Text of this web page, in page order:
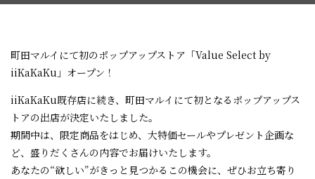
町田マルイにて初のポップアップストア「Value Select by
iiKaKaKu」オープン！
iiKaKaKu既存店に続き、町田マルイにて初となるポップアップス
トアの出店が決定いたしました。
期間中は、限定商品をはじめ、大特価セールやプレゼント企画な
ど、盛りだくさんの内容でお届けいたします。
あなたの“欲しい”がきっと見つかるこの機会に、ぜひお立ち寄り